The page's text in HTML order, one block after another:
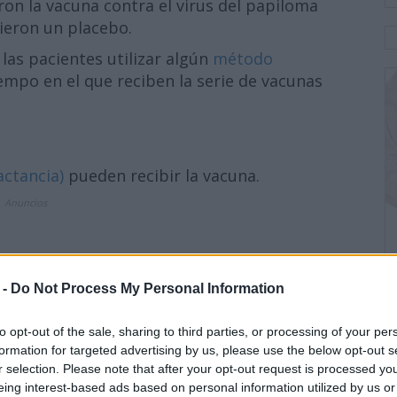
Do Not Process My Personal Information
opt-out of the sale, sharing to third parties, or processing of your
for targeted advertising by us, please use the below opt-out
selection. Please note that after your opt-out request is processed
interest-based ads based on personal information utilized by us
la vacuna contra el virus del papiloma
un placebo.
pacientes utilizar algún método
en el que reciben la serie de vacunas
pueden recibir la vacuna.
en Mujeres Jóvenes
(Síncope) después de la Vacunación
Virus de Papiloma Humano